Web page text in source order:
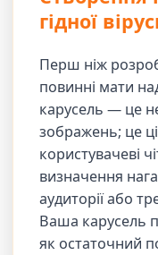
гідної
Перш ніж
повинні мати
карусель — це
зображень; це
користувачеві
визначення
аудиторії або
Ваша карусель
як остаточний